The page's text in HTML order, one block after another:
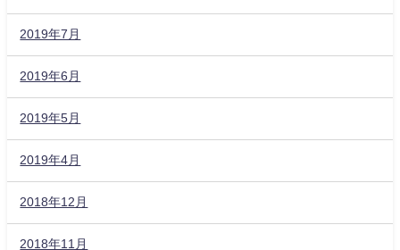
2019年7月
2019年6月
2019年5月
2019年4月
2018年12月
2018年11月